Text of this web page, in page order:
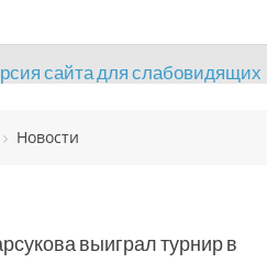
сайта для слабовидящих
Новости
выиграл турнир в